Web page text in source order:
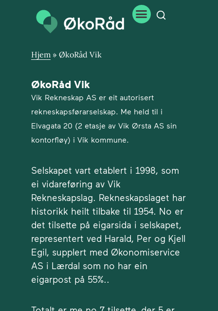
Hjem » ØkoRåd Vik
ØkoRåd Vik
Vik Rekneskap AS er eit autorisert
rekneskapsførarselskap. Me held til i
Elvagata 20 (2 etasje av Vik Ørsta AS sin
kontorfløy) i Vik kommune.
Selskapet vart etablert i 1998, som
ei vidareføring av Vik
Rekneskapslag. Rekneskapslaget har
historikk heilt tilbake til 1954. No er
det tilsette på eigarsida i selskapet,
representert ved Harald, Per og Kjell
Egil, supplert med Økonomiservice
AS i Lærdal som no har ein
eigarpost på 55%..